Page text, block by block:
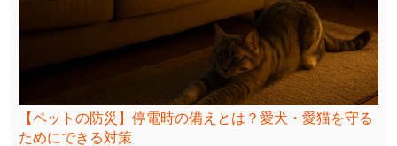
【ペットの防災】停電時の備えとは？愛犬・愛猫を守る
ためにできる対策